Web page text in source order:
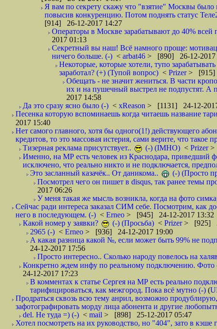
Я вам по секрету скажу что "взятие" Москвы
повысив конкуренцию. Потом поднять статус
[914] 26-12-2017 14:27
Операторы в Москве зарабатывают до 40% всей
2017 01:13
Секретный вы наш! Всё намного проще:
ничего больше. (-) < arbat46 > [890] 26-12-2017
Некоторые, которые хотели, тупо
заработал? (+) (Тупой вопрос) < Prizer> [915]
Обещать - не значит жениться. В части
их и на пушечный выстрел не подпустят. А
2017 14:58
Да это сразу ясно было (-) < xReason > [1131] 24-12-
Песенка которую вспоминаешь когда читаешь название
2017 15:40
Нет самого главного, хотя бы одного(1!) действующего
кредитов, то это массовая истерия, сами верите, что такое
Тизерная реклама присутствует..
(-) (IMHO) < Prizer>
Именно, на МР есть человек из Краснодара, приведший
исключено, что реально никто и не подключается,
Это засланный казачёк.. От даникома..
(-) (Просто
Посмотрел чего он пишет в disqus, так ранее темы
2017 06:26
У меня такая же мысль возникла, когда на фото
Сейчас ради интереса заказал СИМ себе. Посмотрим, как
него в последующем. (-) < Erneo > [945] 24-12-2017 13:32
Какой номер у заявки?
(-) (Просьба) < Prizer> [925]
2965 (-) < Erneo > [936] 24-12-2017 19:00
А какая разница какой №, если может быть 99% не
24-12-2017 17:56
Просто интересно.. Сколько народу повелось на
Конкретно ждем инфу по реальному подключению. Фото
24-12-2017 17:23
В комментах к статье Сергея на МР есть реально
тарифицироваться, как межгород. Пока всё мутно (-) (
Продраться сквозь всю тему анрил, возможно
зафотографировать морду лица абонента и другие
del. Не туда =) (-) < mail > [898] 25-12-2017 05:47
Хотел посмотреть на их руководство, но "404", зато в